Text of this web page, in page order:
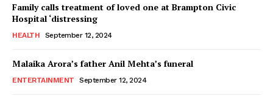
Family calls treatment of loved one at Brampton Civic
Hospital ‘distressing
HEALTH September 12, 2024
Malaika Arora’s father Anil Mehta’s funeral
ENTERTAINMENT September 12, 2024